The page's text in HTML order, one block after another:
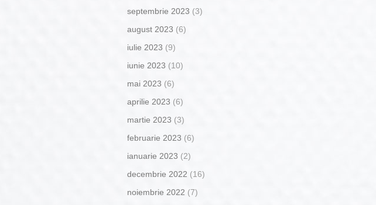
septembrie 2023 (3)
august 2023 (6)
iulie 2023 (9)
iunie 2023 (10)
mai 2023 (6)
aprilie 2023 (6)
martie 2023 (3)
februarie 2023 (6)
ianuarie 2023 (2)
decembrie 2022 (16)
noiembrie 2022 (7)